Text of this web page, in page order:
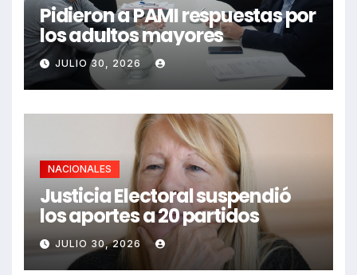
Pidieron a PAMI respuestas por
los adultos mayores
JULIO 30, 2026
NACIONALES
Justicia Electoral suspendió
los aportes a 20 partidos
JULIO 30, 2026